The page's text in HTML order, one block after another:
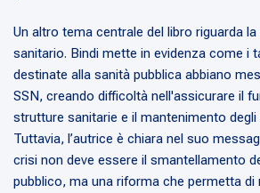
Un altro tema centrale del libro riguarda
sanitario. Bindi mette in evidenza come i
destinate alla sanità pubblica abbiano
SSN, creando difficoltà nell'assicurare il
strutture sanitarie e il mantenimento degli
Tuttavia, l’autrice è chiara nel suo
crisi non deve essere il smantellamento
pubblico, ma una riforma che permetta di